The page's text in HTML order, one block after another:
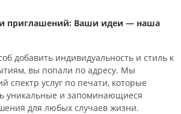
приглашений: Ваши идеи — наша
добавить индивидуальность и стиль к
вы попали по адресу. Мы
спектр услуг по печати, которые
уникальные и запоминающиеся
для любых случаев жизни.